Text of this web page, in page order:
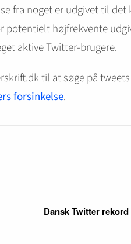
fra noget er udgivet til det
potentielt højfrekvente
aktive Twitter-brugere.
til at søge på
forsinkelse.
Dansk Twitter